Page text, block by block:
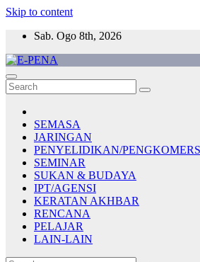
Skip to content
Sab. Ogo 8th, 2026
E-PENA
Berita Digital Terkini
SEMASA
JARINGAN
PENYELIDIKAN/
SEMINAR
SUKAN & BUDAYA
IPT/AGENSI
KERATAN AKHBAR
RENCANA
PELAJAR
LAIN-LAIN